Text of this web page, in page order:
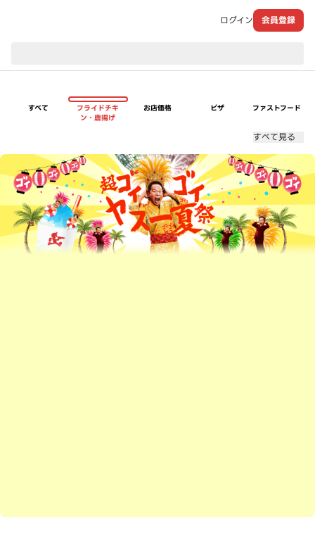
ログイン 会員登録
すべて
フライドチキ
ン・唐揚げ
お店価格 ピザ ファストフード
すべて見る
超ゴイゴイヤスー夏祭